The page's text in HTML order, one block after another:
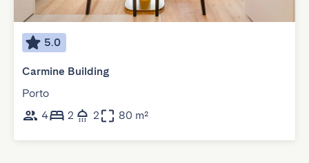
5.0
Carmine Building
Porto
4
2 2 80 m²